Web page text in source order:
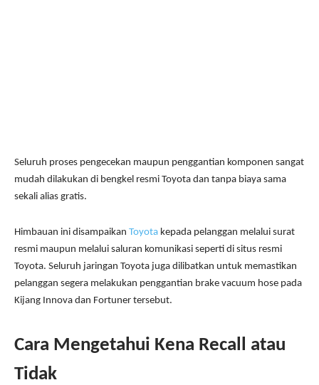
Seluruh proses pengecekan maupun penggantian komponen sangat
mudah dilakukan di bengkel resmi Toyota dan tanpa biaya sama
sekali alias gratis.
Himbauan ini disampaikan Toyota kepada pelanggan melalui surat
resmi maupun melalui saluran komunikasi seperti di situs resmi
Toyota. Seluruh jaringan Toyota juga dilibatkan untuk memastikan
pelanggan segera melakukan penggantian brake vacuum hose pada
Kijang Innova dan Fortuner tersebut.
Cara Mengetahui Kena Recall atau
Tidak